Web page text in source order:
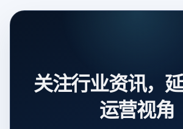
关注行业资讯，
运营视角